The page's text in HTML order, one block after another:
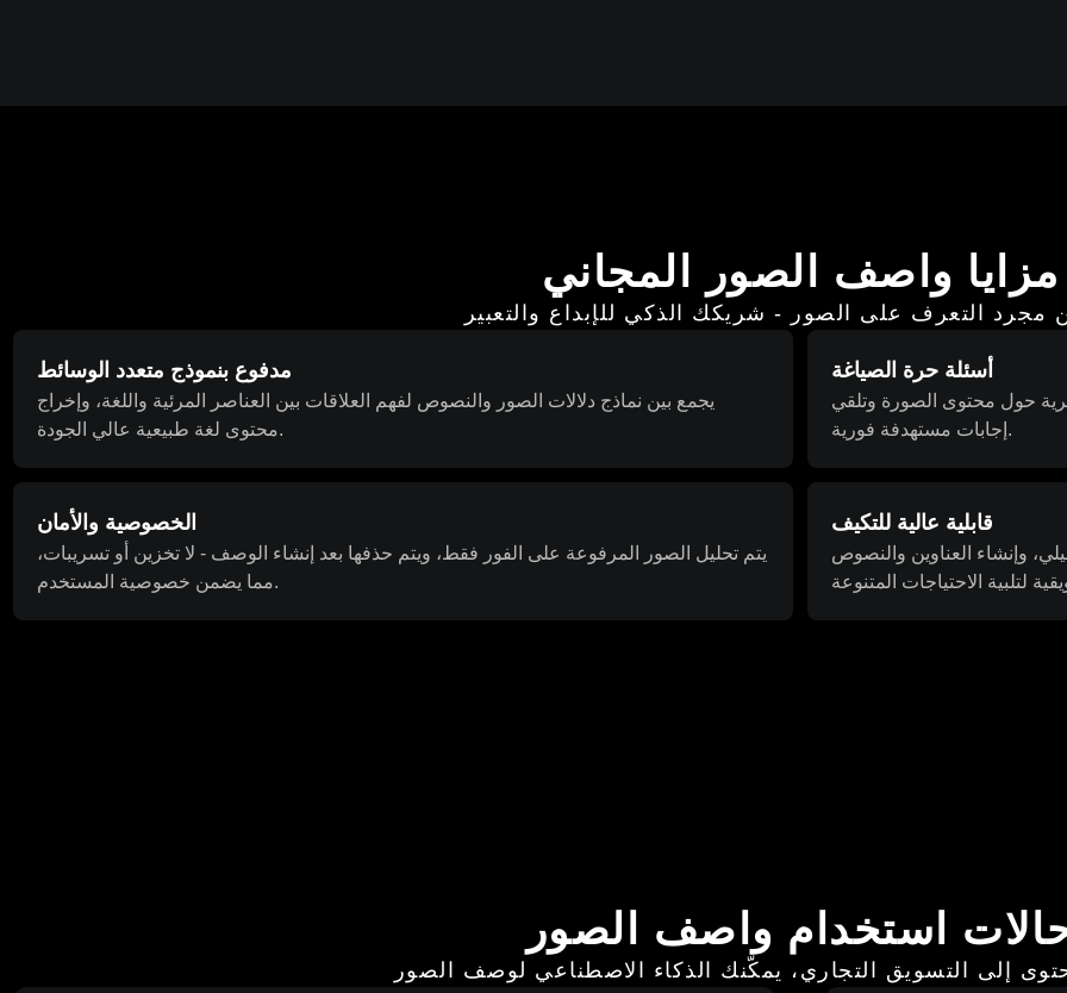
مزايا واصف الصور المجاني
مجرد التعرف على الصور - شريكك الذكي للإبداع والتعبير
مدفوع بنموذج متعدد الوسائط
يجمع بين نماذج دلالات الصور والنصوص لفهم العلاقات بين العناصر المرئية واللغة، وإخراج
محتوى لغة طبيعية عالي الجودة.
أسئلة حرة الصياغة
حول محتوى الصورة وتلقي
إجابات مستهدفة فورية.
الخصوصية والأمان
يتم تحليل الصور المرفوعة على الفور فقط، ويتم حذفها بعد إنشاء الوصف - لا تخزين أو تسريبات،
مما يضمن خصوصية المستخدم.
قابلية عالية للتكيف
وإنشاء العناوين والنصوص
استخدام واصف الصور
إلى التسويق التجاري، يمكّنك الذكاء الاصطناعي لوصف الصور